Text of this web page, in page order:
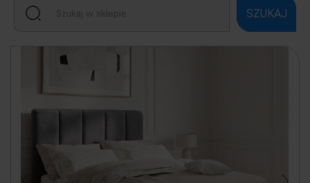
SZUKAJ